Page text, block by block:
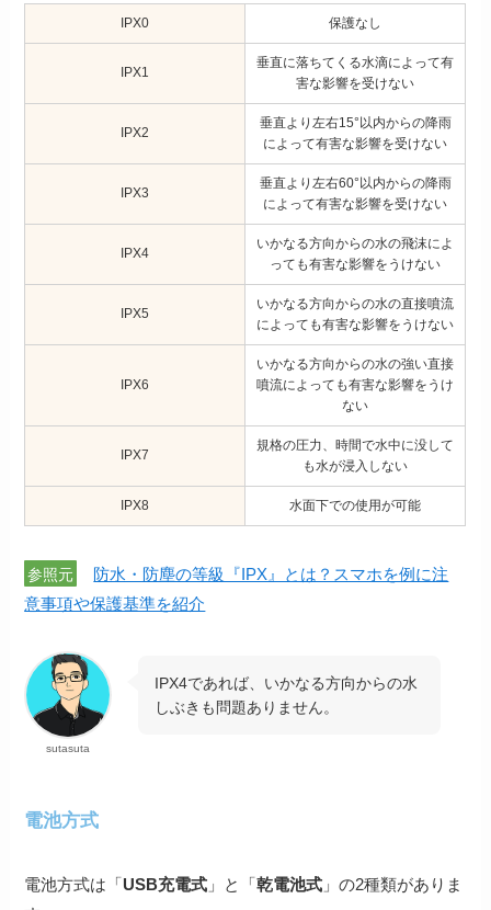
IPX0 保護なし
IPX1
垂直に落ちてくる水滴によって有
害な影響を受けない
IPX2
垂直より左右15°以内からの降雨
によって有害な影響を受けない
IPX3
垂直より左右60°以内からの降雨
によって有害な影響を受けない
IPX4
いかなる方向からの水の飛沫によ
っても有害な影響をうけない
IPX5
いかなる方向からの水の直接噴流
によっても有害な影響をうけない
IPX6
いかなる方向からの水の強い直接
噴流によっても有害な影響をうけ
ない
IPX7
規格の圧力、時間で水中に没して
も水が浸入しない
IPX8 水面下での使用が可能
参照元
防水・防塵の等級『IPX』とは？スマホを例に注
意事項や保護基準を紹介
sutasuta
IPX4であれば、いかなる方向からの水
しぶきも問題ありません。
電池方式
電池方式は「USB充電式 」と「乾電池式 」の2種類がありま